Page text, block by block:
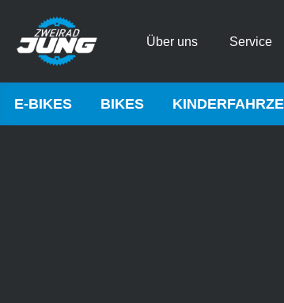
Über uns Service
E-BIKES BIKES